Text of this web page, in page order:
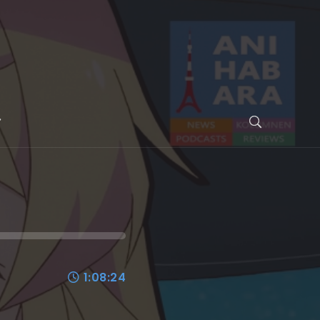
1:08:24